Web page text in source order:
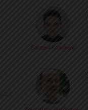
Богдан Козійчук